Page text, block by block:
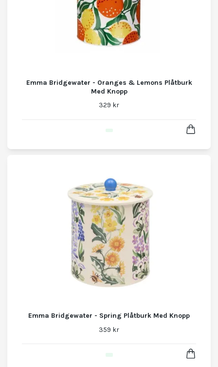
Emma Bridgewater - Oranges & Lemons Plåtburk
Med Knopp
329 kr
Emma Bridgewater - Spring Plåtburk Med Knopp
359 kr